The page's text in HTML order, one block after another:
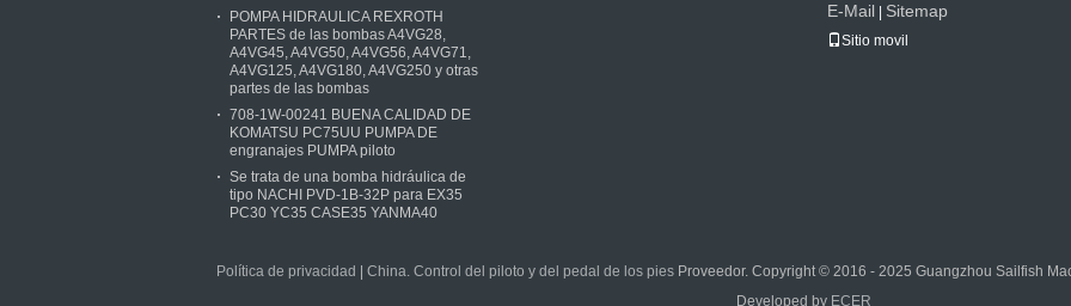
POMPA HIDRAULICA REXROTH
PARTES de las bombas A4VG28,
A4VG45, A4VG50, A4VG56, A4VG71,
A4VG125, A4VG180, A4VG250 y otras
partes de las bombas
708-1W-00241 BUENA CALIDAD DE
KOMATSU PC75UU PUMPA DE
engranajes PUMPA piloto
Se trata de una bomba hidráulica de
tipo NACHI PVD-1B-32P para EX35
PC30 YC35 CASE35 YANMA40
E-Mail Sitemap
Sitio movil
Política de privacidad China. Control del piloto y del pedal de los piesProveedor. Copyright © 2016 - 2025 Guangzhou Sailfish
Developed by ECER